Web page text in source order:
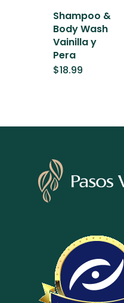
Shampoo &
Body Wash
Vainilla y
Pera
$18.99